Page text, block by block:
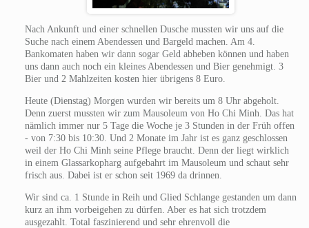
Nach Ankunft und einer schnellen Dusche mussten wir uns auf die
Suche nach einem Abendessen und Bargeld machen. Am 4.
Bankomaten haben wir dann sogar Geld abheben können und haben
uns dann auch noch ein kleines Abendessen und Bier genehmigt. 3
Bier und 2 Mahlzeiten kosten hier übrigens 8 Euro.
Heute (Dienstag) Morgen wurden wir bereits um 8 Uhr abgeholt.
Denn zuerst mussten wir zum Mausoleum von Ho Chi Minh. Das hat
nämlich immer nur 5 Tage die Woche je 3 Stunden in der Früh offen
- von 7:30 bis 10:30. Und 2 Monate im Jahr ist es ganz geschlossen
weil der Ho Chi Minh seine Pflege braucht. Denn der liegt wirklich
in einem Glassarkopharg aufgebahrt im Mausoleum und schaut sehr
frisch aus. Dabei ist er schon seit 1969 da drinnen.
Wir sind ca. 1 Stunde in Reih und Glied Schlange gestanden um dann
kurz an ihm vorbeigehen zu dürfen. Aber es hat sich trotzdem
ausgezahlt. Total faszinierend und sehr ehrenvoll die